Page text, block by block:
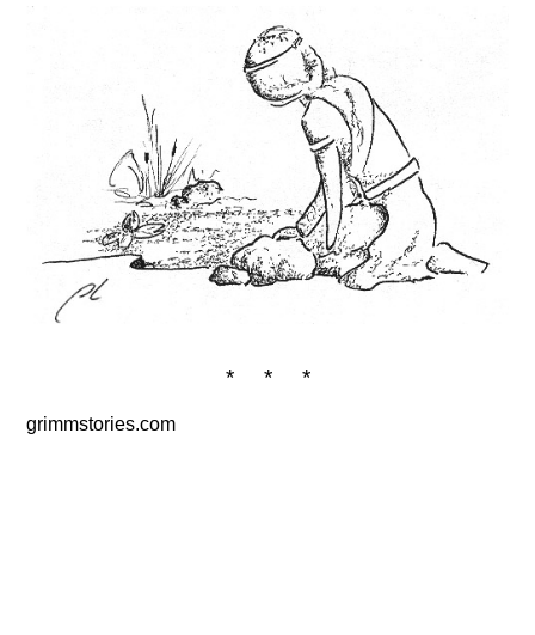
* * *
grimmstories.com